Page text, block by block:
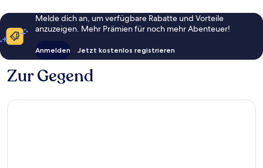
Melde dich an, um verfügbare Rabatte und Vorteile
anzuzeigen. Mehr Prämien für noch mehr Abenteuer!
Anmelden Jetzt kostenlos registrieren
Zur Gegend